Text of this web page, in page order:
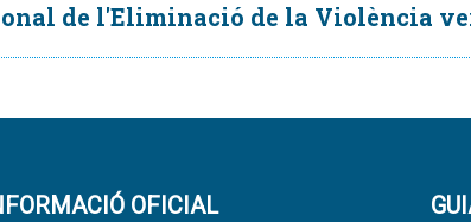
de l'Eliminació de la Violència
OFICIAL